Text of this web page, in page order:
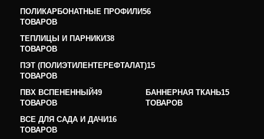
ПОЛИКАРБОНАТНЫЕ ПРОФИЛИ56
ТОВАРОВ
ТЕПЛИЦЫ И ПАРНИКИ38
ТОВАРОВ
ПЭТ (ПОЛИЭТИЛЕНТЕРЕФТАЛАТ)15
ТОВАРОВ
ПВХ ВСПЕНЕННЫЙ49
ТОВАРОВ
БАННЕРНАЯ ТКАНЬ15
ТОВАРОВ
ВСЕ ДЛЯ САДА И ДАЧИ16
ТОВАРОВ